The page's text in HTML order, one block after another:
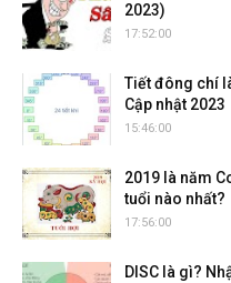
2023)
17:52:00
Tiết đông chí
Cập nhật 2023
15:46:00
2019 là năm
tuổi nào nhất?
17:56:00
DISC là gì?